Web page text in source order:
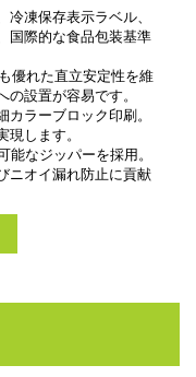
凍保存表示ラベル、
国際的な食品包装基準
優れた直立安定性を維
設置が容易です。
ラーブロック印刷。
します。
なジッパーを採用。
ニオイ漏れ防止に貢献